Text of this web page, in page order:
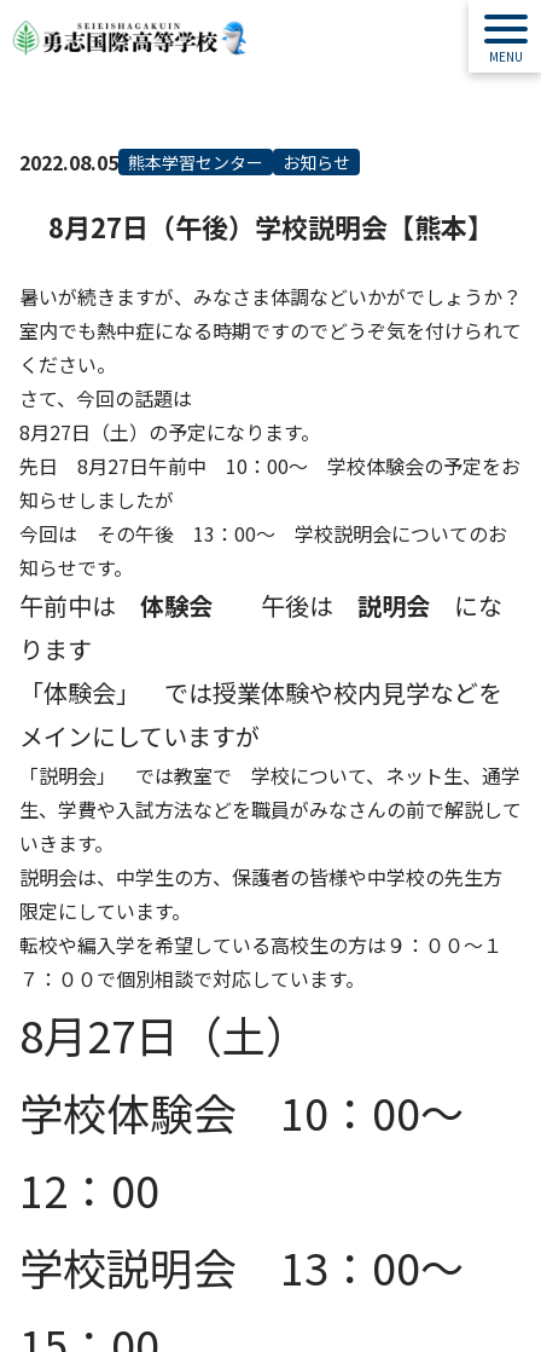
2022.08.05 熊本学習センター お知らせ
8月27日（午後）学校説明会【熊本】
暑いが続きますが、みなさま体調などいかがでしょうか？
室内でも熱中症になる時期ですのでどうぞ気を付けられて
ください。
さて、今回の話題は
8月27日（土）の予定になります。
先日 8月27日午前中 10：00～ 学校体験会の予定をお
知らせしましたが
今回は その午後 13：00～ 学校説明会についてのお
知らせです。
午前中は 体験会 午後は 説明会 にな
ります
「体験会」 では授業体験や校内見学などを
メインにしていますが
「説明会」 では教室で 学校について、ネット生、通学
生、学費や入試方法などを職員がみなさんの前で解説して
いきます。
説明会は、中学生の方、保護者の皆様や中学校の先生方
限定にしています。
転校や編入学を希望している高校生の方は９：００～１
７：００で個別相談で対応しています。
8月27日（土）
学校体験会 10：00～
12：00
学校説明会 13：00～